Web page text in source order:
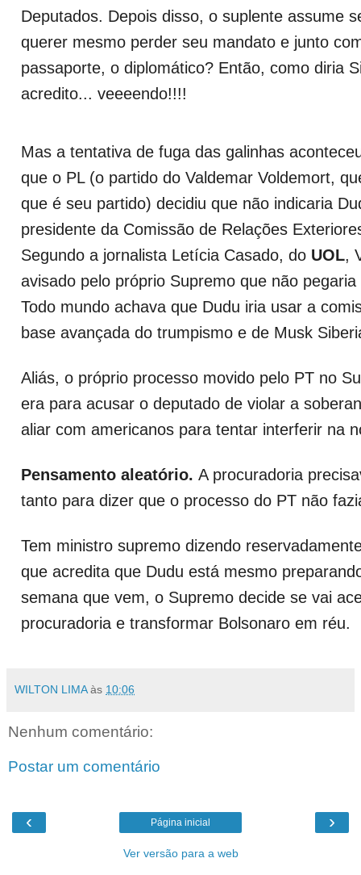
Deputados. Depois disso, o suplente assume
querer mesmo perder seu mandato e junto
passaporte, o diplomático? Então, como diria
acredito... veeeendo!!!!
Mas a tentativa de fuga das galinhas
que o PL (o partido do Valdemar Voldemort,
que é seu partido) decidiu que não indicaria
presidente da Comissão de Relações
Segundo a jornalista Letícia Casado, do UOL,
avisado pelo próprio Supremo que não
Todo mundo achava que Dudu iria usar a
base avançada do trumpismo e de Musk
Aliás, o próprio processo movido pelo PT no
era para acusar o deputado de violar a
aliar com americanos para tentar interferir na
Pensamento aleatório. A procuradoria
tanto para dizer que o processo do PT não
Tem ministro supremo dizendo
que acredita que Dudu está mesmo
semana que vem, o Supremo decide se vai
procuradoria e transformar Bolsonaro em réu.
WILTON LIMA às 10:06
Nenhum comentário:
Postar um comentário
‹ ›
Página inicial
Ver versão para a web